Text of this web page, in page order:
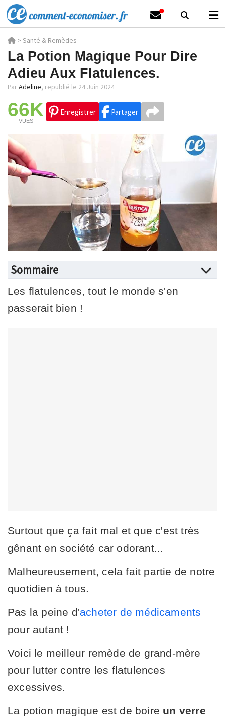
> Santé & Remèdes
La Potion Magique Pour Dire
Adieu Aux Flatulences.
ParAdeline, republié le 24 Juin 2024
66K
VUES
Enregistrer Partager
Sommaire
Les flatulences, tout le monde s'en
passerait bien !
Surtout que ça fait mal et que c'est très
gênant en société car odorant...
Malheureusement, cela fait partie de notre
quotidien à tous.
Pas la peine d'acheter de médicaments
pour autant !
Voici le meilleur remède de grand-mère
pour lutter contre les flatulences
excessives.
La potion magique est de boire un verre